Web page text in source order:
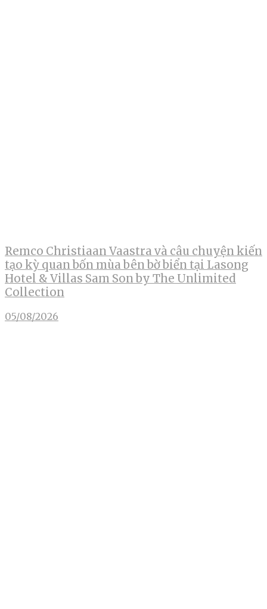
Remco Christiaan Vaastra và câu chuyện kiến
tạo kỳ quan bốn mùa bên bờ biển tại Lasong
Hotel & Villas Sam Son by The Unlimited
Collection
05/08/2026